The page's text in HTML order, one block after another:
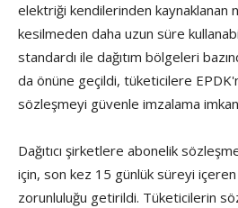
elektriği kendilerinden kaynaklanan
kesilmeden daha uzun süre
standardı ile dağıtım bölgeleri
da önüne geçildi, tüketicilere
sözleşmeyi güvenle imzalama
Dağıtıcı şirketlere abonelik
için, son kez 15 günlük süreyi içeren
zorunluluğu getirildi. Tüketicilerin